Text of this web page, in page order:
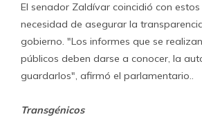
El senador Zaldívar coincidió con
necesidad de asegurar la
gobierno. "Los informes que se
públicos deben darse a conocer, la
guardarlos", afirmó el parlamentario..
Transgénicos